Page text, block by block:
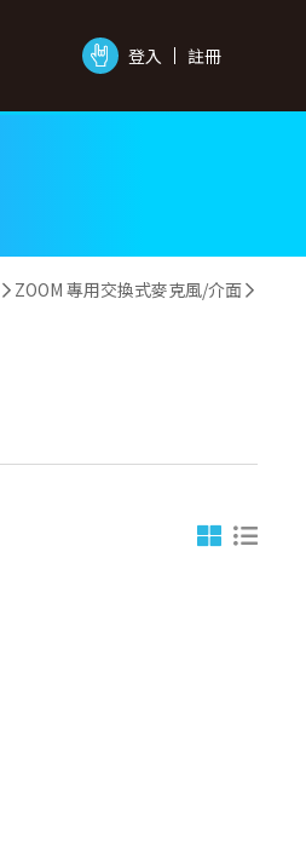
登入 註冊
ZOOM 專用交換式麥克風/介面